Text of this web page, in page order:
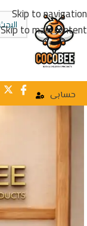
Skip to navigation
Skip to main content
حسابى